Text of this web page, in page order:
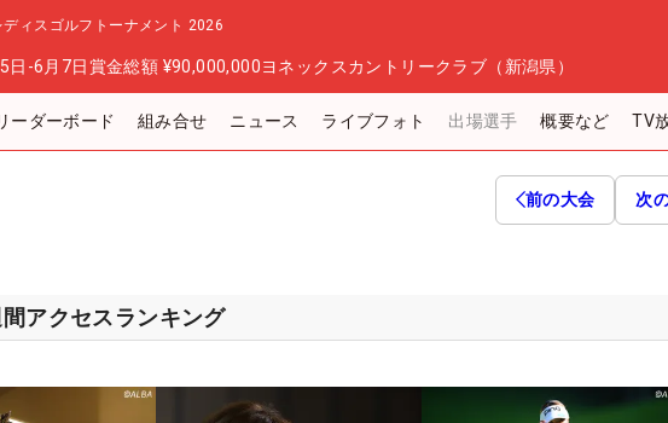
ディスゴルフトーナメント 2026
日-6月7日賞金総額 ¥90,000,000ヨネックスカントリークラブ（新潟県）
ーダーボード 組み合せ ニュース ライブフォト 出場選手 概要など TV
前の大会 次
アクセスランキング